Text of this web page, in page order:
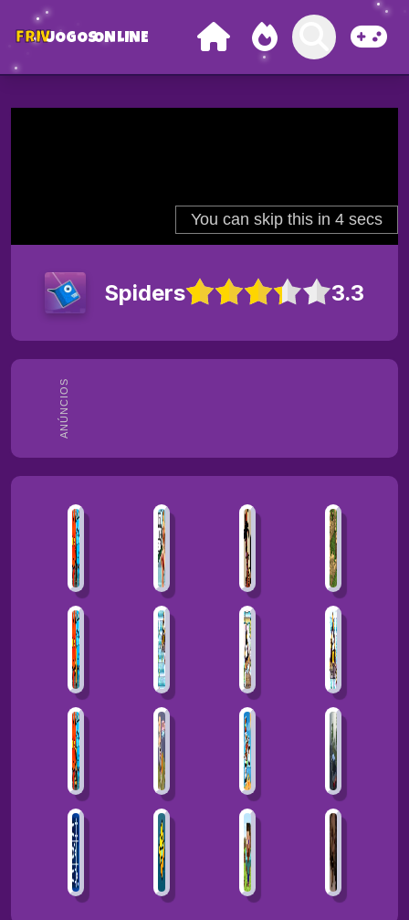
FRIVJOGOSONLINE
ANÚNCIOS
Spiders 3.3